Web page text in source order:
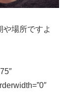
や場所ですよ